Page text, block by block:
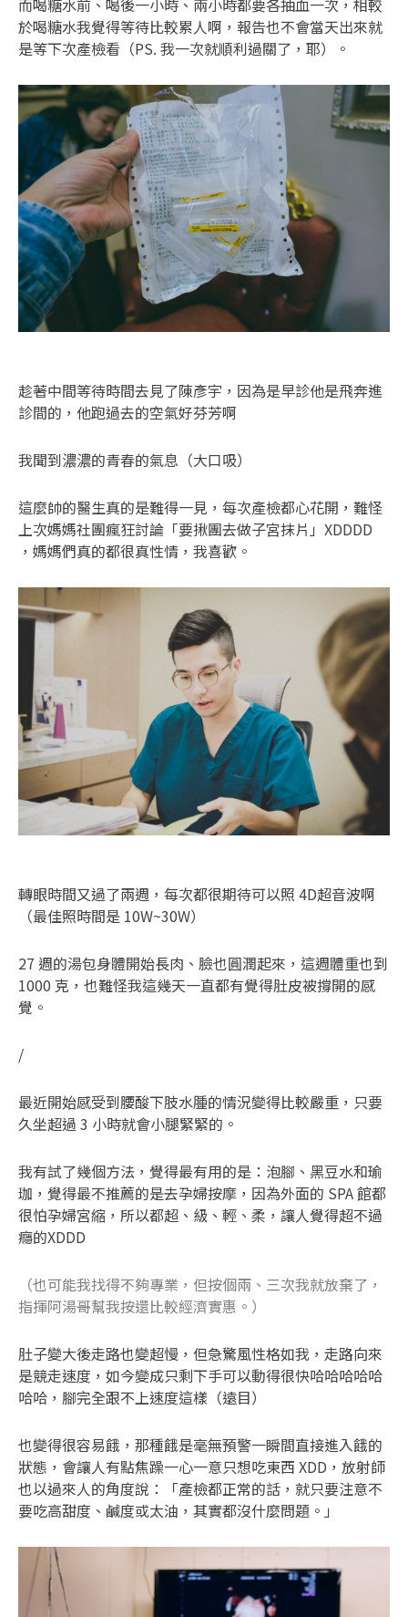
於喝糖水我覺得等待比較累人啊，報告也不會當天出來就
是等下次產檢看（PS. 我一次就順利過關了，耶）。
趁著中間等待時間去見了陳彥宇，因為是早診他是飛奔進
診間的，他跑過去的空氣好芬芳啊
我聞到濃濃的青春的氣息（大口吸）
這麼帥的醫生真的是難得一見，每次產檢都心花開，難怪
上次媽媽社團瘋狂討論「要揪團去做子宮抹片」XDDDD
，媽媽們真的都很真性情，我喜歡。
轉眼時間又過了兩週，每次都很期待可以照 4D超音波啊
（最佳照時間是 10W~30W）
27 週的湯包身體開始長肉、臉也圓潤起來，這週體重也到
1000 克，也難怪我這幾天一直都有覺得肚皮被撐開的感
覺。
/
最近開始感受到腰酸下肢水腫的情況變得比較嚴重，只要
久坐超過 3 小時就會小腿緊緊的。
我有試了幾個方法，覺得最有用的是：泡腳、黑豆水和瑜
珈，覺得最不推薦的是去孕婦按摩，因為外面的 SPA 館都
很怕孕婦宮縮，所以都超、級、輕、柔，讓人覺得超不過
癮的XDDD
（也可能我找得不夠專業，但按個兩、三次我就放棄了，
指揮阿湯哥幫我按還比較經濟實惠。）
肚子變大後走路也變超慢，但急驚風性格如我，走路向來
是競走速度，如今變成只剩下手可以動得很快哈哈哈哈哈
哈哈，腳完全跟不上速度這樣（遠目）
也變得很容易餓，那種餓是毫無預警一瞬間直接進入餓的
狀態，會讓人有點焦躁一心一意只想吃東西 XDD，放射師
也以過來人的角度說：「產檢都正常的話，就只要注意不
要吃高甜度、鹹度或太油，其實都沒什麼問題。」